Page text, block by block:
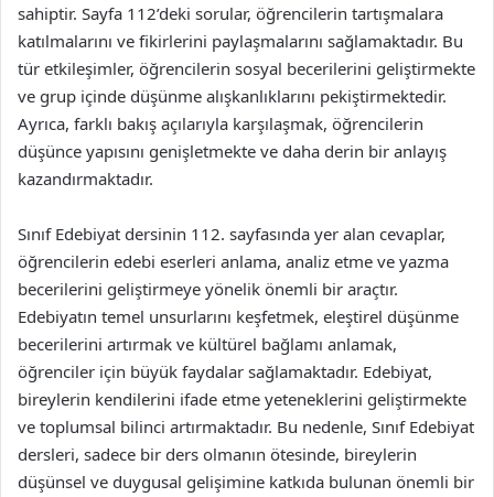
sahiptir. Sayfa 112’deki sorular, öğrencilerin tartışmalara
katılmalarını ve fikirlerini paylaşmalarını sağlamaktadır. Bu
tür etkileşimler, öğrencilerin sosyal becerilerini geliştirmekte
ve grup içinde düşünme alışkanlıklarını pekiştirmektedir.
Ayrıca, farklı bakış açılarıyla karşılaşmak, öğrencilerin
düşünce yapısını genişletmekte ve daha derin bir anlayış
kazandırmaktadır.
Sınıf Edebiyat dersinin 112. sayfasında yer alan cevaplar,
öğrencilerin edebi eserleri anlama, analiz etme ve yazma
becerilerini geliştirmeye yönelik önemli bir araçtır.
Edebiyatın temel unsurlarını keşfetmek, eleştirel düşünme
becerilerini artırmak ve kültürel bağlamı anlamak,
öğrenciler için büyük faydalar sağlamaktadır. Edebiyat,
bireylerin kendilerini ifade etme yeteneklerini geliştirmekte
ve toplumsal bilinci artırmaktadır. Bu nedenle, Sınıf Edebiyat
dersleri, sadece bir ders olmanın ötesinde, bireylerin
düşünsel ve duygusal gelişimine katkıda bulunan önemli bir